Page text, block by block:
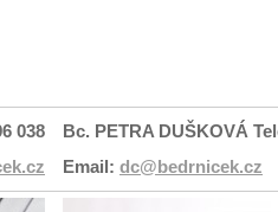
038
Bc. PETRA DUŠKOVÁ
Email: dc@bedrnicek.cz